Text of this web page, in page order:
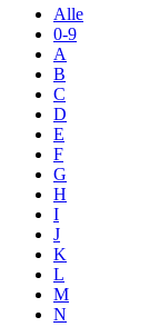
Alle
0-9
A
B
C
D
E
F
G
H
I
J
K
L
M
N